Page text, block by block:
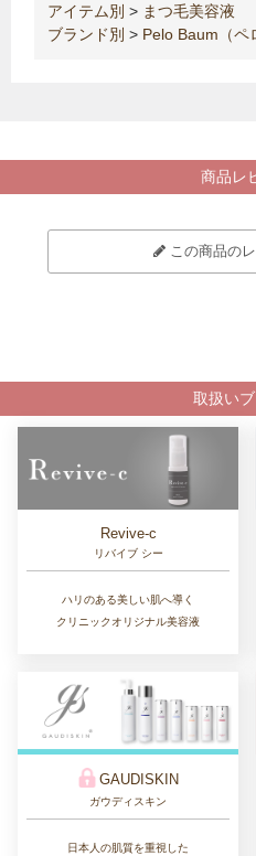
アイテム別 > まつ毛美容液
ブランド別 > Pelo Baum（ペ
商品レ
この商品の
取扱い
Revive-c
リバイブ シー
ハリのある美しい肌へ導く
クリニックオリジナル美容液
GAUDISKIN
ガウディスキン
日本人の肌質を重視した